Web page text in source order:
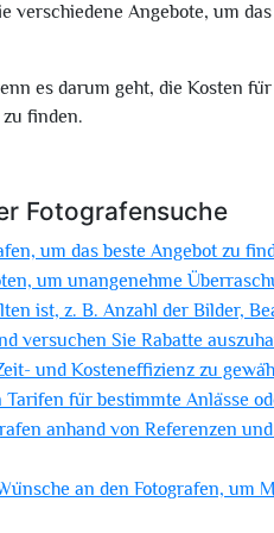
verschiedene Angebote, um
es darum geht, die Kosten
finden.
Fotografensuche
um das beste Angebot zu
um unangenehme
ist, z. B. Anzahl der Bilder,
versuchen Sie Rabatte
und Kosteneffizienz zu
für bestimmte Anlässe
anhand von Referenzen
an den Fotografen, um